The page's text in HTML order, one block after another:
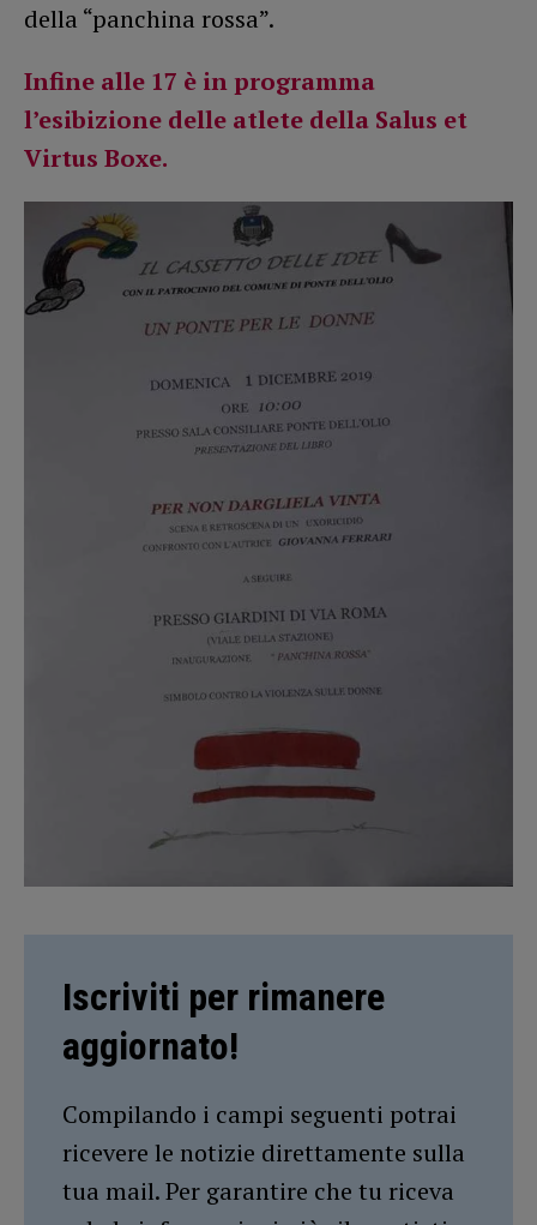
della “panchina rossa”.
Infine alle 17 è in programma
l’esibizione delle atlete della Salus et
Virtus Boxe.
Iscriviti per rimanere
aggiornato!
Compilando i campi seguenti potrai
ricevere le notizie direttamente sulla
tua mail. Per garantire che tu riceva